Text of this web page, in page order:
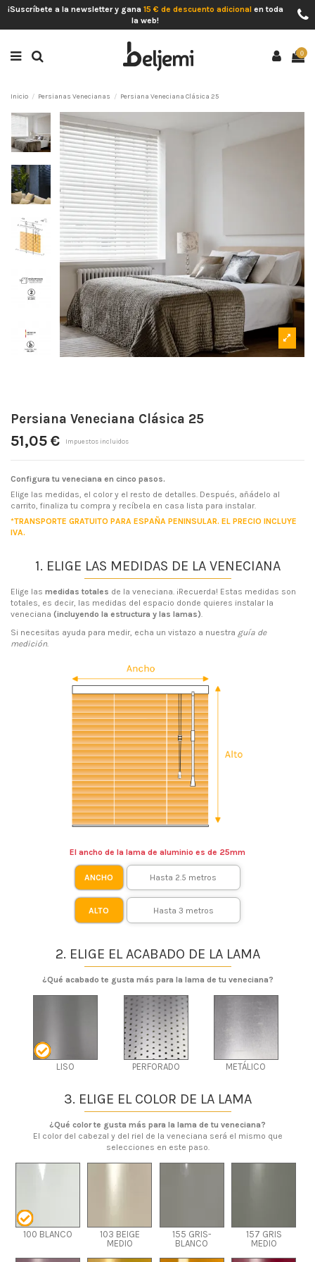
¡Suscríbete a la newsletter y gana 15 € de descuento adicional en toda
la web!
0
Inicio Persianas Venecianas Persiana Veneciana Clásica 25
Persiana Veneciana Clásica 25
51,05 € Impuestos incluidos
Configura tu veneciana en cinco pasos.
Elige las medidas, el color y el resto de detalles. Después, añádelo al
carrito, finaliza tu compra y recíbela en casa lista para instalar.
*TRANSPORTE GRATUITO PARA ESPAÑA PENINSULAR. EL PRECIO INCLUYE
IVA.
1. ELIGE LAS MEDIDAS DE LA VENECIANA
Elige las medidas totales de la veneciana. ¡Recuerda! Estas medidas son
totales, es decir, las medidas del espacio donde quieres instalar la
veneciana (incluyendo la estructura y las lamas).
Si necesitas ayuda para medir, echa un vistazo a nuestra guía de
medición.
El ancho de la lama de aluminio es de 25mm
ANCHO
ALTO
2. ELIGE EL ACABADO DE LA LAMA
¿Qué acabado te gusta más para la lama de tu veneciana?
LISO PERFORADO METÁLICO
3. ELIGE EL COLOR DE LA LAMA
¿Qué color te gusta más para la lama de tu veneciana?
El color del cabezal y del riel de la veneciana será el mismo que
selecciones en este paso.
100 BLANCO
103 BEIGE
MEDIO
155 GRIS-
BLANCO
157 GRIS
MEDIO